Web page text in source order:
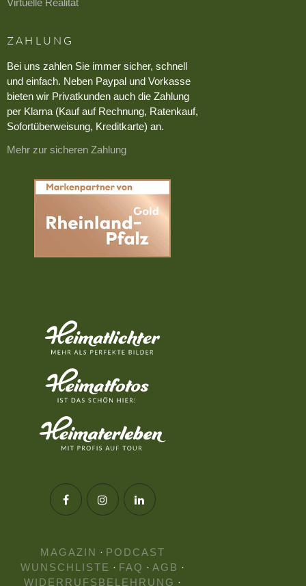
Virtuelle Realität
ZAHLUNG
Bei uns zahlen Sie immer sicher, schnell
und einfach. Neben Paypal und Vorkasse
bieten wir Privatkunden auch die Zahlung
per Klarna (Kauf auf Rechnung, Ratenkauf,
Sofortüberweisung, Kreditkarte) an.
Mehr zur sicheren Zahlung
MAGAZIN · PODCAST
WUNSCHLISTE · FAQ · AGB ·
WIDERRUFSBELEHRUNG ·